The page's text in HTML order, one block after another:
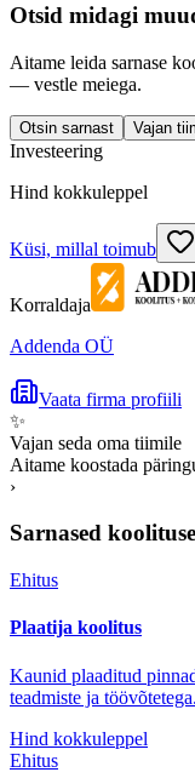
Otsid midagi
Aitame leida sarnase
— vestle meiega.
Otsin sarnast Vajan
Investeering
Hind kokkuleppel
Küsi, millal toimub
Korraldaja
Addenda OÜ
Vaata firma profiili
✨
Vajan seda oma tiimile
Aitame koostada
›
Sarnased
Ehitus
Plaatija koolitus
Kaunid plaaditud
teadmiste ja töövõtetega.
Hind kokkuleppel
Ehitus